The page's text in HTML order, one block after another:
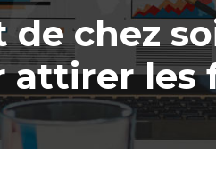
de chez
les